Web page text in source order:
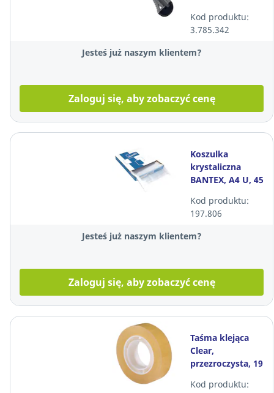
Kod produktu:
3.785.342
Jesteś już naszym klientem?
Zaloguj się, aby zobaczyć cenę
Koszulka
krystaliczna
BANTEX, A4 U, 45
pudełko 100
sztuk
Kod produktu:
197.806
Jesteś już naszym klientem?
Zaloguj się, aby zobaczyć cenę
Taśma klejąca
Clear,
przezroczysta, 19
Kod produktu: